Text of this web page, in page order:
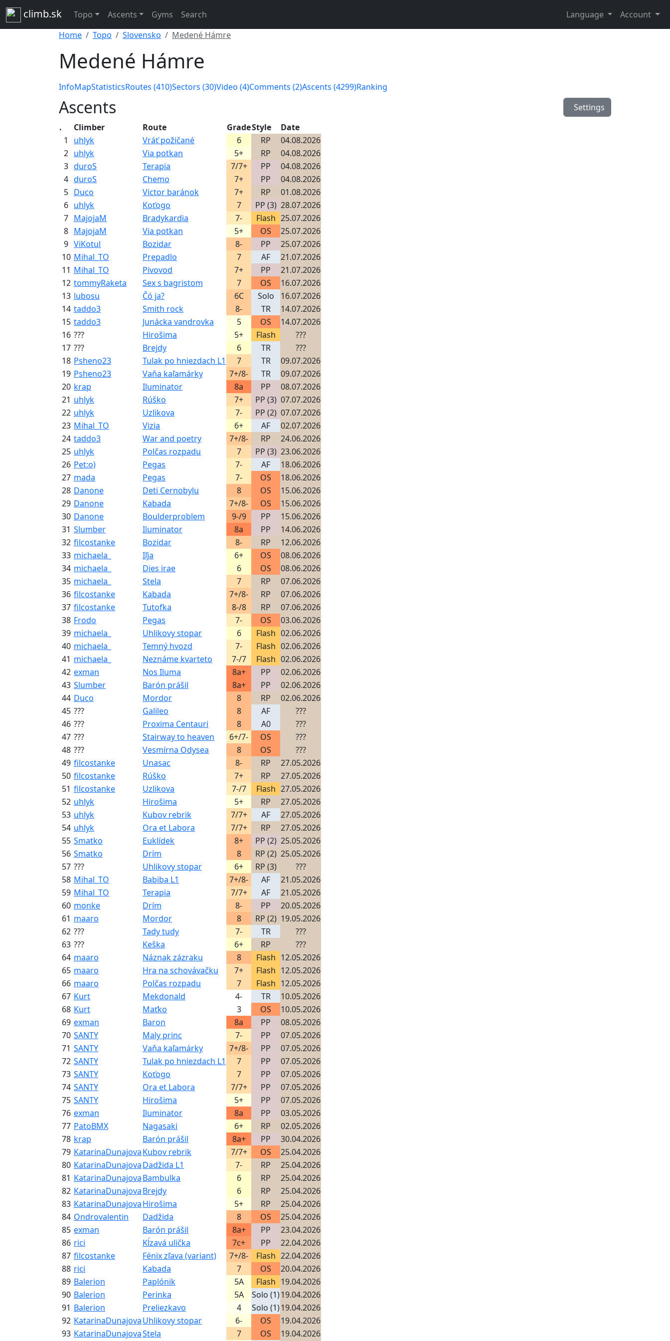
climb.sk Topo Ascents Gyms Search Language
Account
Home
Topo Slovensko Medené Hámre
Medené Hámre
InfoMapStatisticsRoutes (410)Sectors (30)Video (4)Comments (2)Ascents (4299)Ranking
Ascents
Settings
.
Climber Route GradeStyle
Date
1
uhlyk Vráť požičané 6 RP
04.08.2026
2 uhlyk Via potkan 5+ RP
04.08.2026
3 duroS Terapia 7/7+ PP
04.08.2026
4 duroS Chemo 7+ PP
04.08.2026
5 Duco Victor baránok 7+ RP
01.08.2026
6 uhlyk Koťogo 7 PP (3) 28.07.2026
7 MajojaM Bradykardia 7- Flash 25.07.2026
8 MajojaM Via potkan 5+ OS
25.07.2026
9 ViKotul Bozidar 8- PP
25.07.2026
10 Mihal_TO Prepadlo 7 AF
21.07.2026
11 Mihal_TO Pivovod 7+ PP
21.07.2026
12 tommyRaketa Sex s bagristom 7 OS
16.07.2026
13 lubosu Čó ja? 6C Solo
16.07.2026
14 taddo3 Smith rock 8- TR
14.07.2026
15 taddo3 Junácka vandrovka 5 OS
14.07.2026
16 ??? Hirošima 5+ Flash
???
17 ??? Brejdy 6 TR
???
18 Psheno23 Tulak po hniezdach L1 7 TR
09.07.2026
19 Psheno23 Vaňa kaľamárky 7+/8- TR
09.07.2026
20 krap Iluminator 8a PP
08.07.2026
21 uhlyk Rúško 7+ PP (3) 07.07.2026
22 uhlyk Uzlikova 7- PP (2) 07.07.2026
23 Mihal_TO Vizia 6+ AF
02.07.2026
24 taddo3 War and poetry 7+/8- RP
24.06.2026
25 uhlyk Polčas rozpadu 7 PP (3) 23.06.2026
26 Pet:o) Pegas 7- AF
18.06.2026
27 mada Pegas 7- OS
18.06.2026
28 Danone Deti Cernobylu 8 OS
15.06.2026
29 Danone Kabada 7+/8- OS
15.06.2026
30 Danone Boulderproblem 9-/9 PP
15.06.2026
31 Slumber Iluminator 8a PP
14.06.2026
32 filcostanke Bozidar 8- RP
12.06.2026
33 michaela_ Iľja 6+ OS
08.06.2026
34 michaela_ Dies irae 6 OS
08.06.2026
35 michaela_ Stela 7 RP
07.06.2026
36 filcostanke Kabada 7+/8- RP
07.06.2026
37 filcostanke Tutofka 8-/8 RP
07.06.2026
38 Frodo Pegas 7- OS
03.06.2026
39 michaela_ Uhlikovy stopar 6 Flash 02.06.2026
40 michaela_ Temný hvozd 7- Flash 02.06.2026
41 michaela_ Neznáme kvarteto 7-/7 Flash 02.06.2026
42 exman Nos Iluma 8a+ PP
02.06.2026
43 Slumber Barón prášil 8a+ PP
02.06.2026
44 Duco Mordor 8 RP
02.06.2026
45 ??? Galileo 8 AF
???
46 ??? Proxima Centauri 8 A0
???
47 ??? Stairway to heaven 6+/7- OS
???
48 ??? Vesmírna Odysea 8 OS
???
49 filcostanke Unasac 8- RP
27.05.2026
50 filcostanke Rúško 7+ RP
27.05.2026
51 filcostanke Uzlikova 7-/7 Flash 27.05.2026
52 uhlyk Hirošima 5+ RP
27.05.2026
53 uhlyk Kubov rebrik 7/7+ AF
27.05.2026
54 uhlyk Ora et Labora 7/7+ RP
27.05.2026
55 Smatko Euklídek 8+ PP (2) 25.05.2026
56 Smatko Drím 8 RP (2) 25.05.2026
57 ??? Uhlikovy stopar 6+ RP (3)
???
58 Mihal_TO Babiba L1 7+/8- AF
21.05.2026
59 Mihal_TO Terapia 7/7+ AF
21.05.2026
60 monke Drím 8- PP
20.05.2026
61 maaro Mordor 8 RP (2) 19.05.2026
62 ??? Tady tudy 7- TR
???
63 ??? Keška 6+ RP
???
64 maaro Náznak zázraku 8 Flash 12.05.2026
65 maaro Hra na schovávačku 7+ Flash 12.05.2026
66 maaro Polčas rozpadu 7 Flash 12.05.2026
67 Kurt Mekdonald 4- TR
10.05.2026
68 Kurt Maťko 3 OS
10.05.2026
69 exman Baron 8a PP
08.05.2026
70 SANTY Maly princ 7- PP
07.05.2026
71 SANTY Vaňa kaľamárky 7+/8- PP
07.05.2026
72 SANTY Tulak po hniezdach L1 7 PP
07.05.2026
73 SANTY Koťogo 7 PP
07.05.2026
74 SANTY Ora et Labora 7/7+ PP
07.05.2026
75 SANTY Hirošima 5+ PP
07.05.2026
76 exman Iluminator 8a PP
03.05.2026
77 PatoBMX Nagasaki 6+ RP
02.05.2026
78 krap Barón prášil 8a+ PP
30.04.2026
79 KatarinaDunajovaKubov rebrik 7/7+ OS
25.04.2026
80 KatarinaDunajovaDadžida L1 7- RP
25.04.2026
81 KatarinaDunajovaBambulka 6 RP
25.04.2026
82 KatarinaDunajovaBrejdy 6 RP
25.04.2026
83 KatarinaDunajovaHirošima 5+ RP
25.04.2026
84 Ondrovalentin Dadžida 8 OS
25.04.2026
85 exman Barón prášil 8a+ PP
23.04.2026
86 rici Kĺzavá ulička 7c+ PP
22.04.2026
87 filcostanke Fénix zľava (variant) 7+/8- Flash 22.04.2026
88 rici Kabada 7 OS
20.04.2026
89 Balerion Paplónik 5A Flash 19.04.2026
90 Balerion Perinka 5A Solo (1)19.04.2026
91 Balerion Preliezkavo 4 Solo (1)19.04.2026
92 KatarinaDunajovaUhlikovy stopar 6- OS
19.04.2026
93 KatarinaDunajovaStela 7 OS
19.04.2026